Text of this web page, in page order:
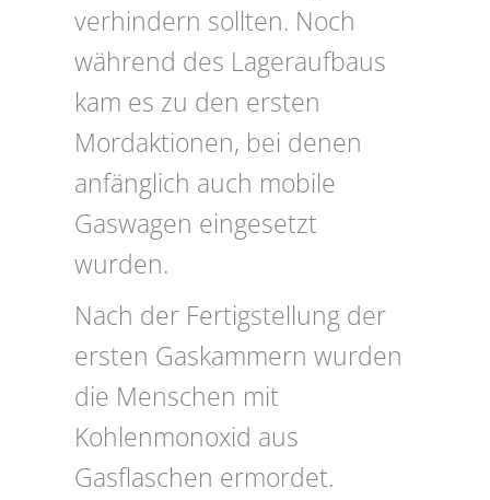
verhindern sollten. Noch
während des Lageraufbaus
kam es zu den ersten
Mordaktionen, bei denen
anfänglich auch mobile
Gaswagen eingesetzt
wurden.
Nach der Fertigstellung der
ersten Gaskammern wurden
die Menschen mit
Kohlenmonoxid aus
Gasflaschen ermordet.